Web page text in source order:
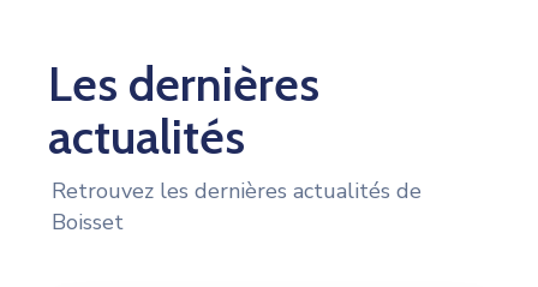
Les dernières
actualités
Retrouvez les dernières actualités de
Boisset